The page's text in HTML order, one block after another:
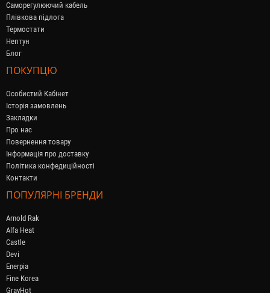
Саморегулюючий кабель
Плівкова підлога
Термостати
Нептун
Блог
ПОКУПЦЮ
Особистий Кабінет
Історія замовлень
Закладки
Про нас
Повернення товару
Інформація про доставку
Політика конфедиційності
Контакти
ПОПУЛЯРНІ БРЕНДИ
Arnold Rak
Alfa Heat
Castle
Devi
Enerpia
Fine Korea
GrayHot